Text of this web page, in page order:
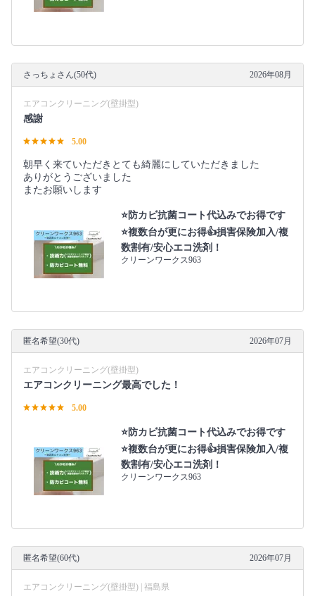
さっちょさん(50代) 2026年08月
エアコンクリーニング(壁掛型)
感謝
5.00
朝早く来ていただきとても綺麗にしていただきました
ありがとうございました
またお願いします
⭐防カビ抗菌コート代込みでお得です
⭐複数台が更にお得👍損害保険加入/複
数割有/安心エコ洗剤！
クリーンワークス963
匿名希望(30代) 2026年07月
エアコンクリーニング(壁掛型)
エアコンクリーニング最高でした！
5.00
⭐防カビ抗菌コート代込みでお得です
⭐複数台が更にお得👍損害保険加入/複
数割有/安心エコ洗剤！
クリーンワークス963
匿名希望(60代) 2026年07月
エアコンクリーニング(壁掛型) | 福島県